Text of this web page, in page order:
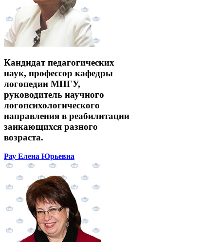
Кандидат педагогических
наук, профессор кафедры
логопедии МПГУ,
руководитель научного
логопсихологического
направления в реабилитации
заикающихся разного
возраста.
Рау Елена Юрьевна